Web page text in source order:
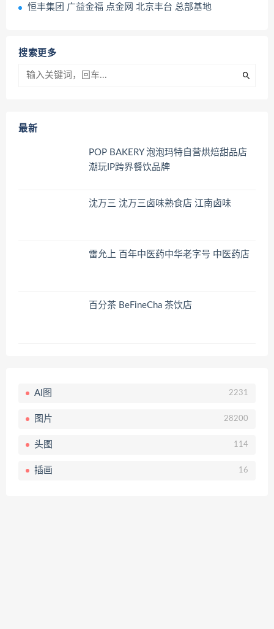
恒丰集团 广益金福 点金网 北京丰台 总部基地
搜索更多
最新
POP BAKERY 泡泡玛特自营烘焙甜品店
潮玩IP跨界餐饮品牌
沈万三 沈万三卤味熟食店 江南卤味
雷允上 百年中医药中华老字号 中医药店
百分茶 BeFineCha 茶饮店
AI图 2231
图片 28200
头图 114
插画 16